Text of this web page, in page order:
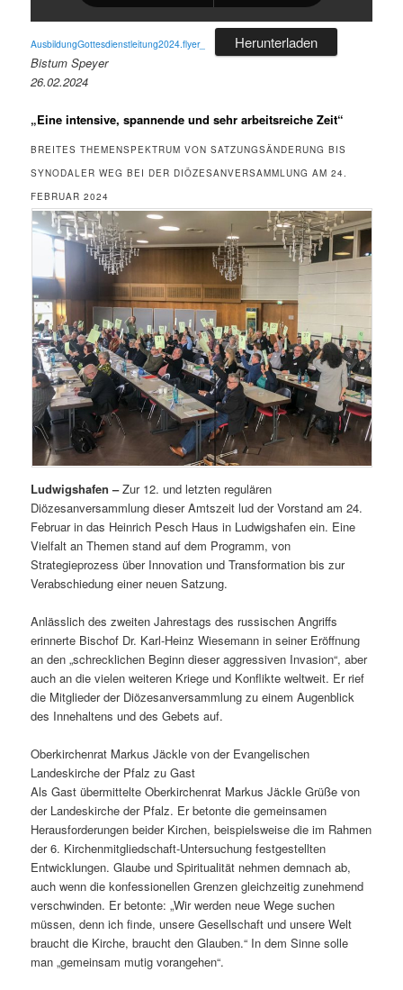
AusbildungGottesdienstleitung2024.flyer_ Herunterladen
Bistum Speyer
26.02.2024
„Eine intensive, spannende und sehr arbeitsreiche Zeit“
BREITES THEMENSPEKTRUM VON SATZUNGSÄNDERUNG BIS
SYNODALER WEG BEI DER DIÖZESANVERSAMMLUNG AM 24.
FEBRUAR 2024
Ludwigshafen –Zur 12. und letzten regulären
Diözesanversammlung dieser Amtszeit lud der Vorstand am 24.
Februar in das Heinrich Pesch Haus in Ludwigshafen ein. Eine
Vielfalt an Themen stand auf dem Programm, von
Strategieprozess über Innovation und Transformation bis zur
Verabschiedung einer neuen Satzung.
Anlässlich des zweiten Jahrestags des russischen Angriffs
erinnerte Bischof Dr. Karl-Heinz Wiesemann in seiner Eröffnung
an den „schrecklichen Beginn dieser aggressiven Invasion“, aber
auch an die vielen weiteren Kriege und Konflikte weltweit. Er rief
die Mitglieder der Diözesanversammlung zu einem Augenblick
des Innehaltens und des Gebets auf.
Oberkirchenrat Markus Jäckle von der Evangelischen
Landeskirche der Pfalz zu Gast
Als Gast übermittelte Oberkirchenrat Markus Jäckle Grüße von
der Landeskirche der Pfalz. Er betonte die gemeinsamen
Herausforderungen beider Kirchen, beispielsweise die im Rahmen
der 6. Kirchenmitgliedschaft-Untersuchung festgestellten
Entwicklungen. Glaube und Spiritualität nehmen demnach ab,
auch wenn die konfessionellen Grenzen gleichzeitig zunehmend
verschwinden. Er betonte: „Wir werden neue Wege suchen
müssen, denn ich finde, unsere Gesellschaft und unsere Welt
braucht die Kirche, braucht den Glauben.“ In dem Sinne solle
man „gemeinsam mutig vorangehen“.